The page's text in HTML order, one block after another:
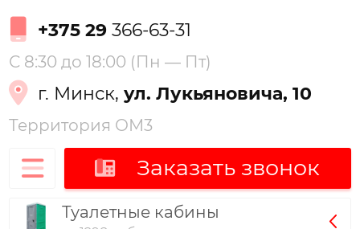
+375 29 366-63-31
С 8:30 до 18:00 (Пн — Пт)
г. Минск,ул. Лукьяновича, 10
Территория ОМ3
Заказать звонок
Туалетные кабины